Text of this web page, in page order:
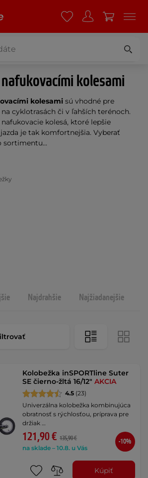
kolesami
kolesami sú vhodné pre
cyklotrasách či v ľahších terénoch.
kolesá, ktoré lepšie
je tak komfortnejšia. Vyberať
sortimentu...
Najdrahšie Najžiadanejšie
Kolobežka inSPORTline Suter
SE čierno-žltá 16/12"AKCIA
4.5 (23)
Univerzálna kolobežka kombinujúca
obratnosť s rýchlosťou, príprava pre
držiak …
121,90 € 135,90 €
na sklade – 10.8. u Vás
-10%
Kúpiť